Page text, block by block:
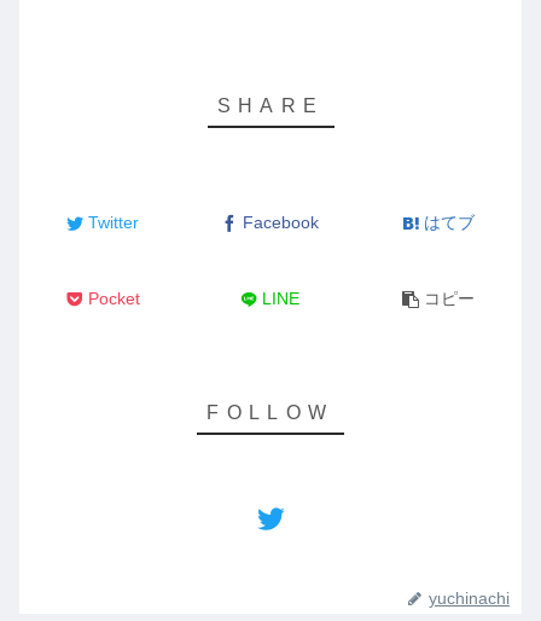
Twitter Facebook はてブ
Pocket LINE コピー
yuchinachi